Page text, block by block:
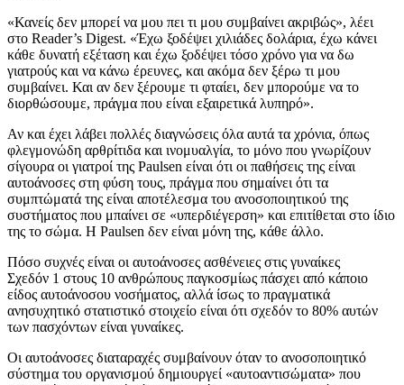
«Κανείς δεν μπορεί να μου πει τι μου συμβαίνει ακριβώς», λέει
στο Reader’s Digest. «Έχω ξοδέψει χιλιάδες δολάρια, έχω κάνει
κάθε δυνατή εξέταση και έχω ξοδέψει τόσο χρόνο για να δω
γιατρούς και να κάνω έρευνες, και ακόμα δεν ξέρω τι μου
συμβαίνει. Και αν δεν ξέρουμε τι φταίει, δεν μπορούμε να το
διορθώσουμε, πράγμα που είναι εξαιρετικά λυπηρό».
Αν και έχει λάβει πολλές διαγνώσεις όλα αυτά τα χρόνια, όπως
φλεγμονώδη αρθρίτιδα και ινομυαλγία, το μόνο που γνωρίζουν
σίγουρα οι γιατροί της Paulsen είναι ότι οι παθήσεις της είναι
αυτοάνοσες στη φύση τους, πράγμα που σημαίνει ότι τα
συμπτώματά της είναι αποτέλεσμα του ανοσοποιητικού της
συστήματος που μπαίνει σε «υπερδιέγερση» και επιτίθεται στο ίδιο
της το σώμα. Η Paulsen δεν είναι μόνη της, κάθε άλλο.
Πόσο συχνές είναι οι αυτοάνοσες ασθένειες στις γυναίκες
Σχεδόν 1 στους 10 ανθρώπους παγκοσμίως πάσχει από κάποιο
είδος αυτοάνοσου νοσήματος, αλλά ίσως το πραγματικά
ανησυχητικό στατιστικό στοιχείο είναι ότι σχεδόν το 80% αυτών
των πασχόντων είναι γυναίκες.
Οι αυτοάνοσες διαταραχές συμβαίνουν όταν το ανοσοποιητικό
σύστημα του οργανισμού δημιουργεί «αυτοαντισώματα» που